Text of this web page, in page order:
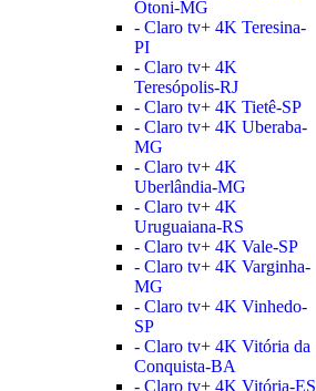
Otoni-MG
- Claro tv+ 4K Teresina-
PI
- Claro tv+ 4K
Teresópolis-RJ
- Claro tv+ 4K Tietê-SP
- Claro tv+ 4K Uberaba-
MG
- Claro tv+ 4K
Uberlândia-MG
- Claro tv+ 4K
Uruguaiana-RS
- Claro tv+ 4K Vale-SP
- Claro tv+ 4K Varginha-
MG
- Claro tv+ 4K Vinhedo-
SP
- Claro tv+ 4K Vitória da
Conquista-BA
- Claro tv+ 4K Vitória-ES